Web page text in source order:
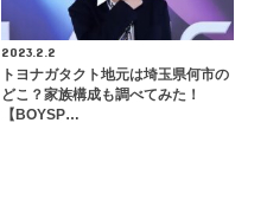
2023.2.2
トヨナガタクト地元は埼玉県何市の
どこ？家族構成も調べてみた！
【BOYSP…